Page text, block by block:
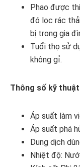
Phao được
đó lọc rác
bị trong gia
Tuổi thọ sử
không gỉ.
Thông số kỹ
Áp suất làm
Áp suất phá
Dung dịch
Nhiệt độ: